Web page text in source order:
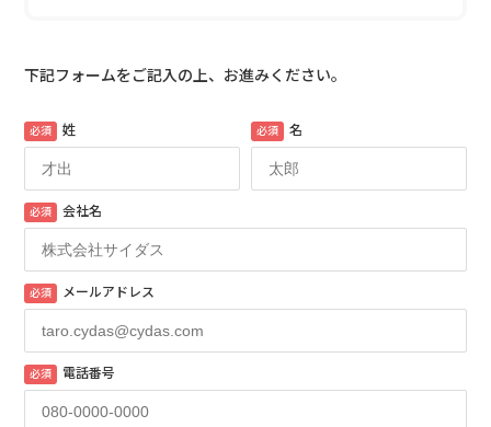
下記フォームをご記入の上、お進みください。
必須 姓 必須 名
必須 会社名
必須 メールアドレス
必須 電話番号